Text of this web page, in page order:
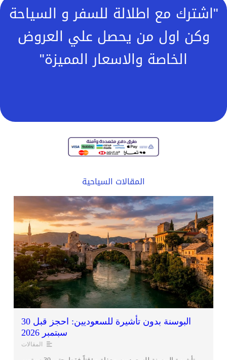
"اشترك مع اطلالة للسفر و السياحة
وكن اول من يحصل علي العروض
الخاصة والاسعار المميزة"
المقالات السياحية
البوسنة بدون تأشيرة للسعوديين: احجز قبل 30
سبتمبر 2026
المقالات